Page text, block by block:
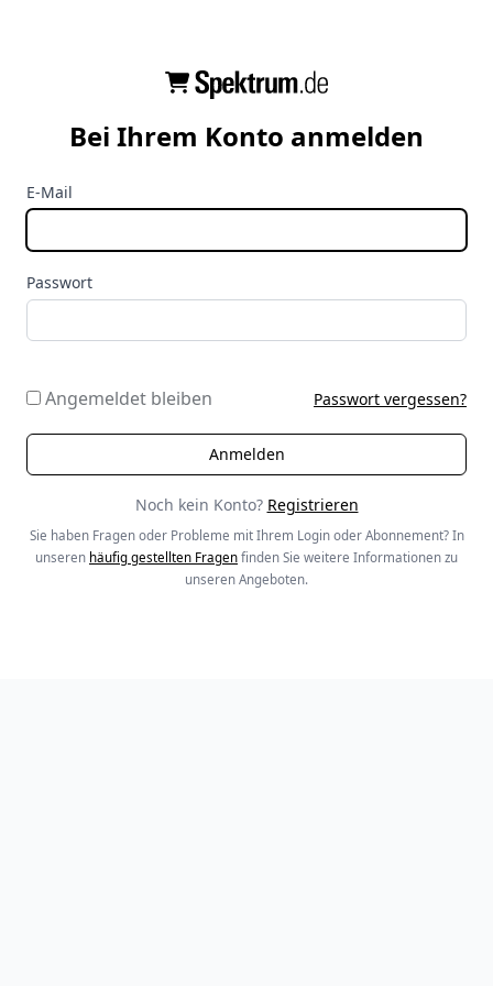
Bei Ihrem Konto anmelden
E-Mail
Passwort
Angemeldet bleiben Passwort vergessen?
Noch kein Konto? Registrieren
Sie haben Fragen oder Probleme mit Ihrem Login oder Abonnement? In
unseren häufig gestellten Fragen finden Sie weitere Informationen zu
unseren Angeboten.